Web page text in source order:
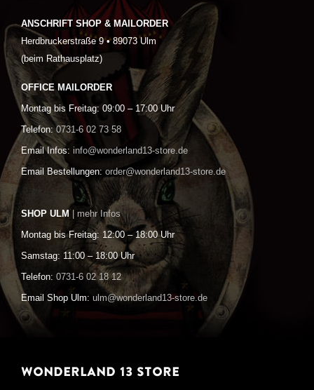
ANSCHRIFT SHOP & MAILORDER
Herdbruckerstraße 9 • 89073 Ulm
(beim Rathausplatz)
OFFICE MAILORDER
Montag bis Freitag: 09:00 – 17:00 Uhr
Telefon: 0731-6 02 73 58
Email Infos: info@wonderland13-store.de
Email Bestellungen: order@wonderland13-store.de
SHOP ULM | mehr Infos
Montag bis Freitag: 12:00 – 18:00 Uhr
Samstag: 11:00 – 18:00 Uhr
Telefon: 0731-6 02 18 12
Email Shop Ulm: ulm@wonderland13-store.de
WONDERLAND 13 STORE